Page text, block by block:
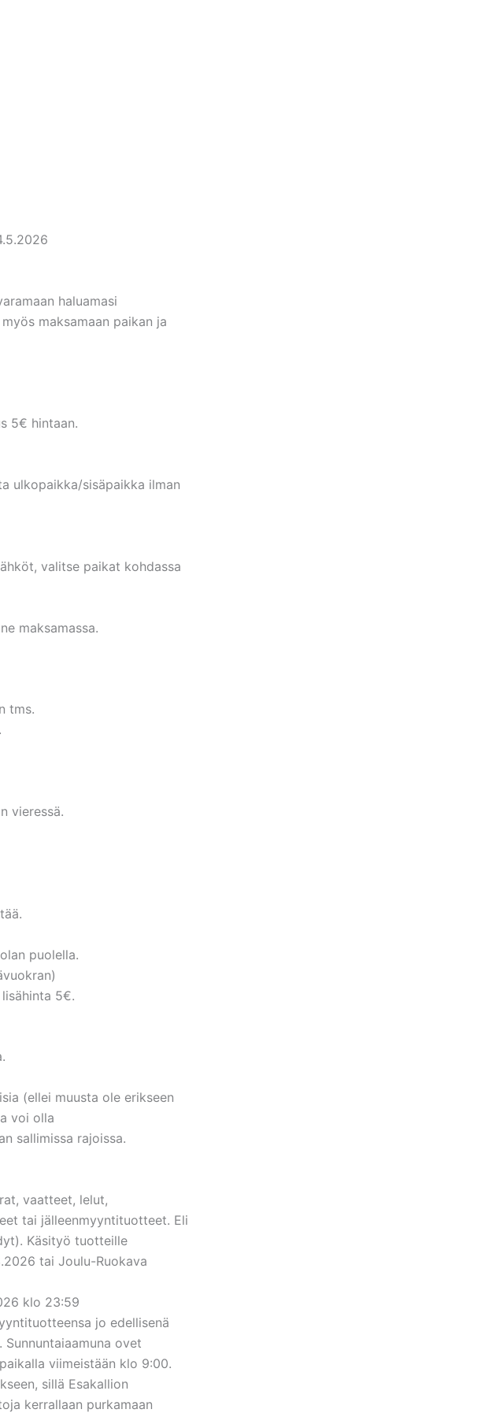
haluamasi
maksamaan paikan ja
5€ hintaan.
ulkopaikka/sisäpaikka ilman
valitse paikat kohdassa
maksamassa.
tms.
vieressä.
puolella.
5€.
(ellei muusta ole erikseen
voi olla
sallimissa rajoissa.
vaatteet, lelut,
tai jälleenmyyntituotteet. Eli
Käsityö tuotteille
tai Joulu-Ruokava
klo 23:59
jo edellisenä
ovet
viimeistään klo 9:00.
sillä Esakallion
kerrallaan purkamaan